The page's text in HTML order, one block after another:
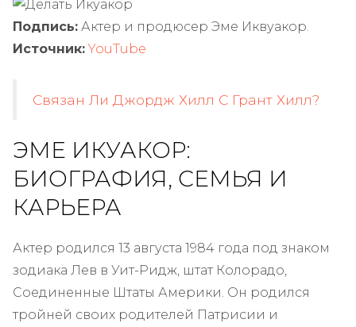
Подпись: Актер и продюсер Эме Иквуакор.
Источник: YouTube
Связан Ли Джордж Хилл С Грант Хилл?
ЭМЕ ИКУАКОР:
БИОГРАФИЯ, СЕМЬЯ И
КАРЬЕРА
Актер родился 13 августа 1984 года под знаком
зодиака Лев в Уит-Ридж, штат Колорадо,
Соединенные Штаты Америки. Он родился
тройней своих родителей Патрисии и